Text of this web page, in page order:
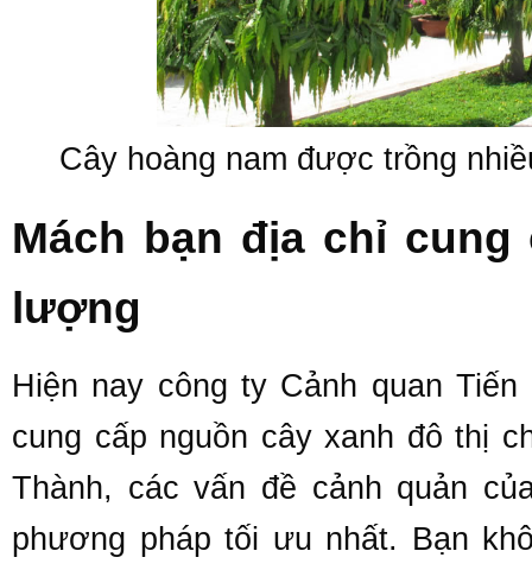
Cây hoàng nam được trồng
Mách bạn địa chỉ
lượng
Hiện nay công ty Cảnh quan
cung cấp nguồn cây xanh đô thị
Thành, các vấn đề cảnh quản
phương pháp tối ưu nhất. Bạn